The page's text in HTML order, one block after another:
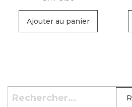
Ajouter au panier
Rechercher :